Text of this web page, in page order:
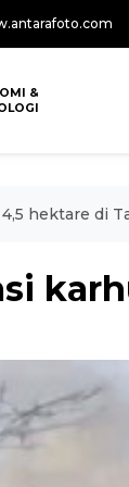
&
hektare di